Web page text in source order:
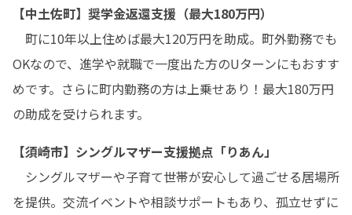
【中土佐町】奨学金返還支援（最大180万円）
町に10年以上住めば最大120万円を助成。町外勤務でも
OKなので、進学や就職で一度出た方のUターンにもおすす
めです。さらに町内勤務の方は上乗せあり！最大180万円
の助成を受けられます。
【須崎市】シングルマザー支援拠点「りあん」
シングルマザーや子育て世帯が安心して過ごせる居場所
を提供。交流イベントや相談サポートもあり、孤立せずに